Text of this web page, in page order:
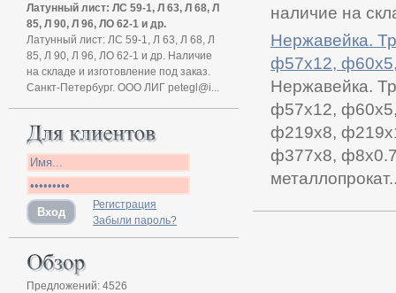
наличие на
Нержавейка.
ф57х12,
Нержавейка.
ф57х12,
ф219х8,
ф377х8,
Латунный лист: ЛС 59-1, Л 63, Л 68, Л
85, Л 90, Л 96, ЛО 62-1 и др.
Латунный лист: ЛС 59-1, Л 63, Л 68, Л
85, Л 90, Л 96, ЛО 62-1 и др. Наличие
на складе и изготовление под заказ.
Санкт-Петербург. ООО ЛИГ petegl@i...
Регистрация
Забыли пароль?
Предложений: 4526